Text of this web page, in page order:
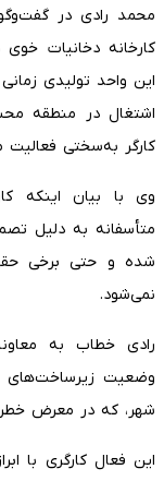
کارخانه دخانیات
کارگر به‌سختی فعالیت
وی با بیان اینکه
متأسفانه به دلیل
شده و حتی برخی
نمی‌شود.
رادی خطاب به
وضعیت زیرساخت‌های
شهر، که در معرض خطر
این فعال کارگری با